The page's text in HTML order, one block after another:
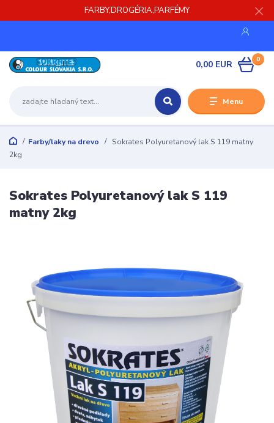
FARBY,DROGÉRIA,PARFÉMY
Menu
0
0,00 EUR
Farby/laky na drevo
Sokrates Polyuretanový lak S 119 matny
2kg
Sokrates Polyuretanový lak S 119
matny 2kg